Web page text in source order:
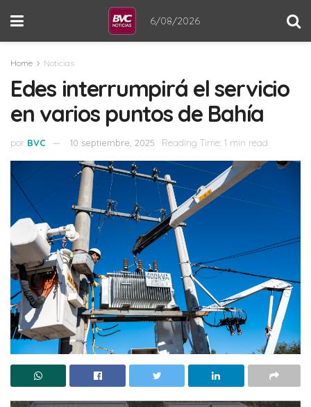
6/08/2026
Home Noticias
Edes interrumpirá el servicio
en varios puntos de Bahía
por BVC 10 septiembre, 2025 Reading Time: 1 min read